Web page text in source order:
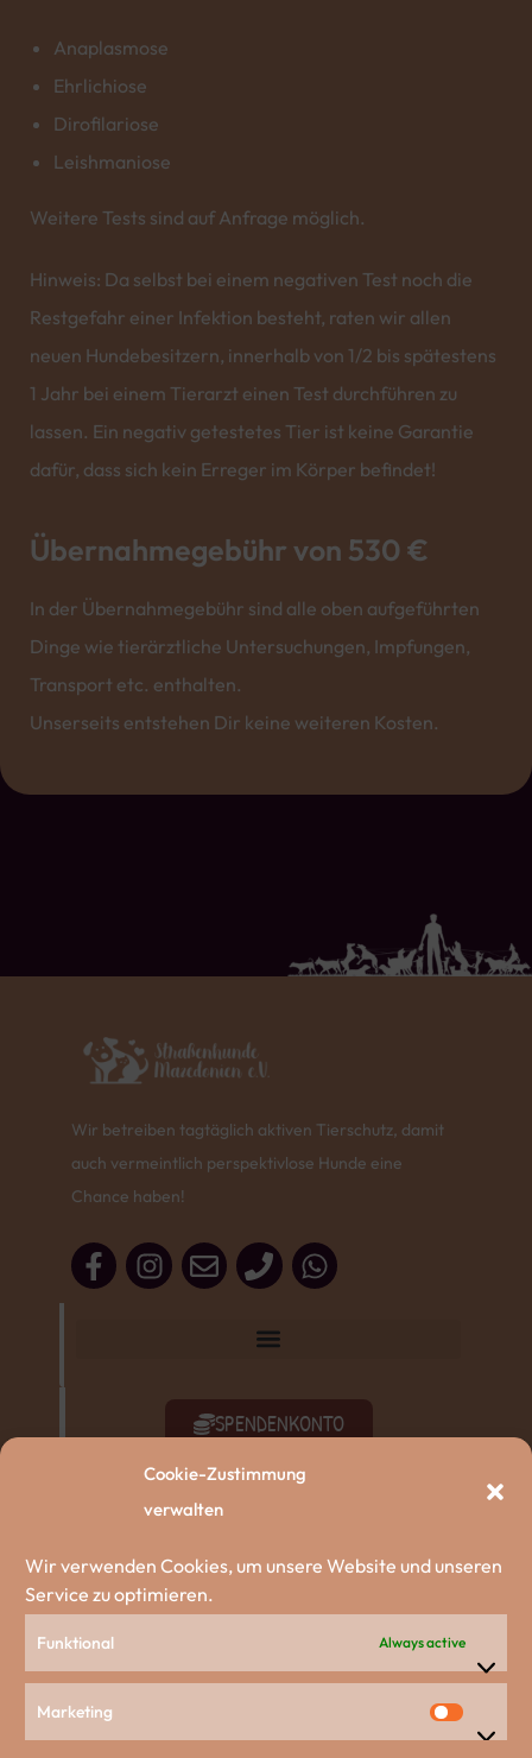
Cookie-Zustimmung
verwalten
Wir verwenden Cookies, um unsere Website und unseren
Service zu optimieren.
Funktional Always active
Marketing
Anaplasmose
Ehrlichiose
Dirofilariose
Leishmaniose
Weitere Tests sind auf Anfrage möglich.
Hinweis: Da selbst bei einem negativen Test noch die
Restgefahr einer Infektion besteht, raten wir allen
neuen Hundebesitzern, innerhalb von 1/2 bis spätestens
1 Jahr bei einem Tierarzt einen Test durchführen zu
lassen. Ein negativ getestetes Tier ist keine Garantie
dafür, dass sich kein Erreger im Körper befindet!
Übernahmegebühr von 530 €
In der Übernahmegebühr sind alle oben aufgeführten
Dinge wie tierärztliche Untersuchungen, Impfungen,
Transport etc. enthalten.
Unserseits entstehen Dir keine weiteren Kosten.
Wir betreiben tagtäglich aktiven Tierschutz, damit
auch vermeintlich perspektivlose Hunde eine
Chance haben!
SPENDENKONTO
SACHSPENDEN
ZU DEN HUNDEN
Unsere Partnerschaften